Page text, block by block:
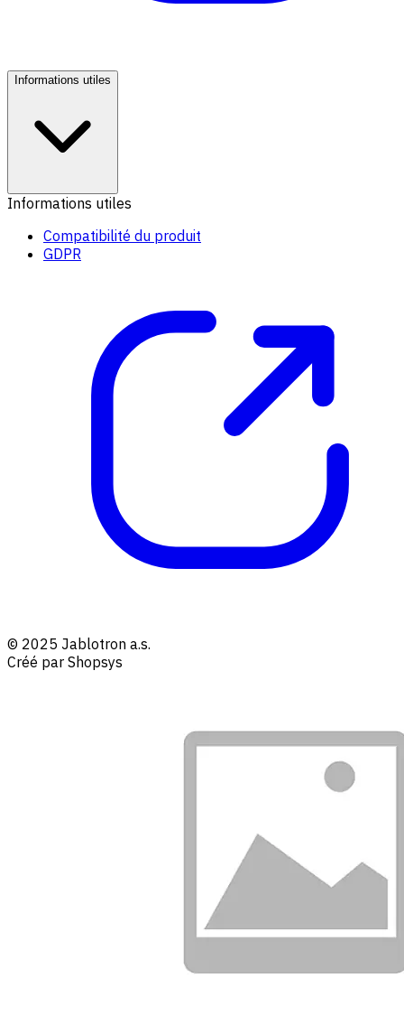
Informations utiles
Informations utiles
Compatibilité du produit
GDPR
© 2025 Jablotron a.s.
Créé par Shopsys